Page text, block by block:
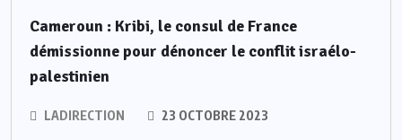
Cameroun : Kribi, le consul de France
démissionne pour dénoncer le conflit israélo-
palestinien
LADIRECTION 23 OCTOBRE 2023